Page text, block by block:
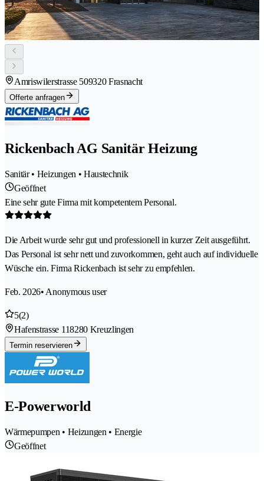
Amriswilerstrasse 509320 Frasnacht
Offerte anfragen
Rickenbach AG Sanitär Heizung
Sanitär • Heizungen • Haustechnik
Geöffnet
Eine sehr gute Firma mit kompetentem Personal.
Die Arbeit wurde sehr gut und professionell in kurzer Zeit ausgeführt.
Das Personal ist sehr nett und zuvorkommen, geht auch auf individuelle
Wüsche ein. Firma Rickenbach ist sehr zu empfehlen.
Feb. 2026• Anonymous user
5(2)
Hafenstrasse 118280 Kreuzlingen
Termin reservieren
E-Powerworld
Wärmepumpen • Heizungen • Energie
Geöffnet